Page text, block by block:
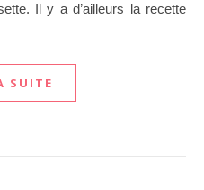
Il y a d’ailleurs la recette
SUITE